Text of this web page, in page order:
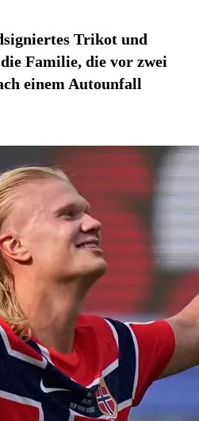
Trikot und
Familie, die vor zwei
einem Autounfall